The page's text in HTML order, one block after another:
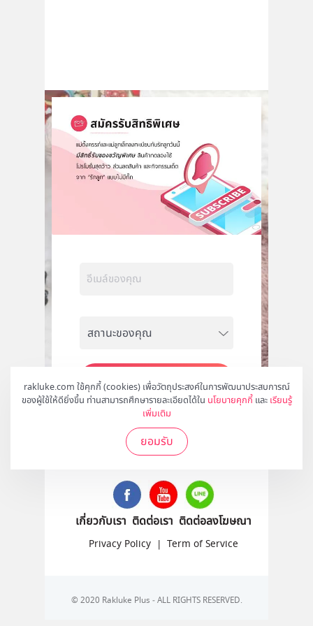
rakluke.com ใช้คุกกี้ (cookies) เพื่อวัตถุประสงค์ในการพัฒนาประสบการณ์
ของผู้ใช้ให้ดียิ่งขึ้น ท่านสามารถศึกษารายละเอียดได้ใน นโยบายคุกกี้ และ เรียนรู้
เพิ่มเติม
ยอมรับ
สมัคร
ติดตามเราได้ที่
เกี่ยวกับเรา ติดต่อเรา ติดต่อลงโฆษณา
Privacy Policy | Term of Service
© 2020 Rakluke Plus - ALL RIGHTS RESERVED.